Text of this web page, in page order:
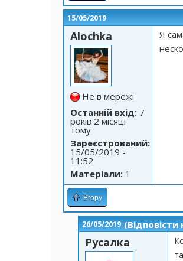
15/05/2019
Alochka
Не в мережі
Останній вхід: 7
років 2 місяці
тому
Зареєстрований:
15/05/2019 -
11:52
Матеріали: 1
Я
Вгору
26/05/2019 (Відповісти
Русалка